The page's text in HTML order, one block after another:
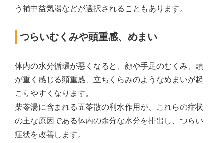
う補中益気湯などが選択されることもあります。
つらいむくみや頭重感、めまい
体内の水分循環が悪くなると、顔や手足のむくみ、頭
が重く感じる頭重感、立ちくらみのようなめまいが起
こりやすくなります。
柴苓湯に含まれる五苓散の利水作用が、これらの症状
の主な原因である体内の余分な水分を排出し、つらい
症状を改善します。